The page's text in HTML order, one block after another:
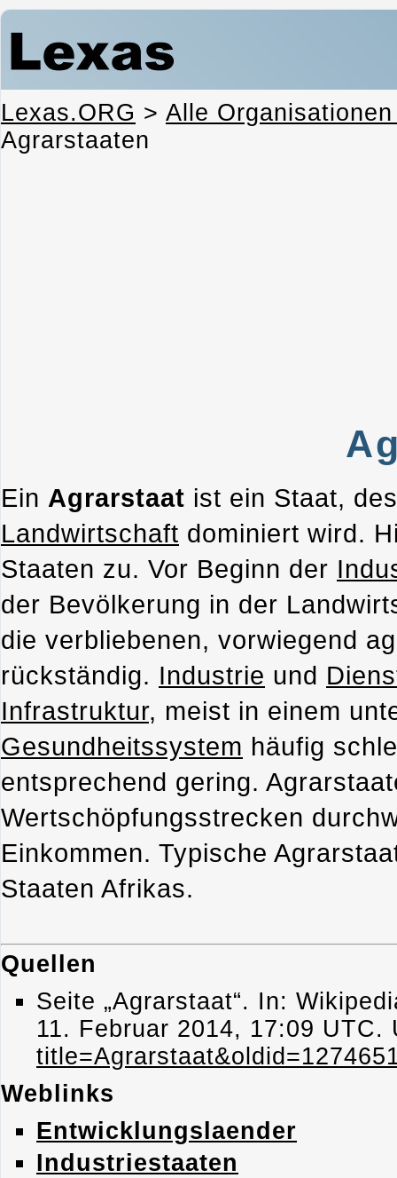
Lexas.ORG > Alle
Agrarstaaten
Ein Agrarstaat ist ein Staat,
Landwirtschaft dominiert wird.
Staaten zu. Vor Beginn der
der Bevölkerung in der
die verbliebenen, vorwiegend
rückständig. Industrie und
Infrastruktur, meist in einem
Gesundheitssystem häufig
entsprechend gering.
Wertschöpfungsstrecken
Einkommen. Typische
Staaten Afrikas.
Quellen
Seite „Agrarstaat“. In:
11. Februar 2014, 17:09
Weblinks
Entwicklungslaender
Industriestaaten